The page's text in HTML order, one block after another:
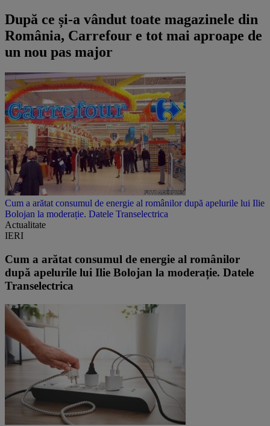
După ce și-a vândut toate magazinele din
România, Carrefour e tot mai aproape de
un nou pas major
Cum a arătat consumul de energie al românilor după apelurile lui Ilie
Bolojan la moderație. Datele Transelectrica
Actualitate
IERI
Cum a arătat consumul de energie al românilor
după apelurile lui Ilie Bolojan la moderație. Datele
Transelectrica